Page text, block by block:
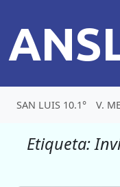
SAN LUIS 10.1° V.
Etiqueta: